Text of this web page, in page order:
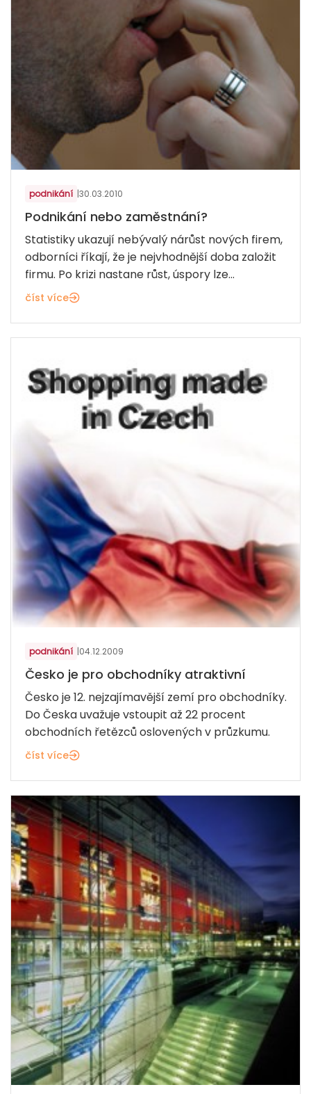
podnikání |30.03.2010
Podnikání nebo zaměstnání?
Statistiky ukazují nebývalý nárůst nových firem,
odborníci říkají, že je nejvhodnější doba založit
firmu. Po krizi nastane růst, úspory lze...
číst více
podnikání |04.12.2009
Česko je pro obchodníky atraktivní
Česko je 12. nejzajímavější zemí pro obchodníky.
Do Česka uvažuje vstoupit až 22 procent
obchodních řetězců oslovených v průzkumu.
číst více